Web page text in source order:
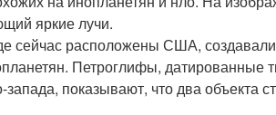
яркие лучи.
сейчас расположены США,
Петроглифы, датированные
показывают, что два объекта